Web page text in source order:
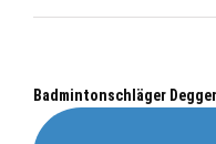
Badmintonschläger